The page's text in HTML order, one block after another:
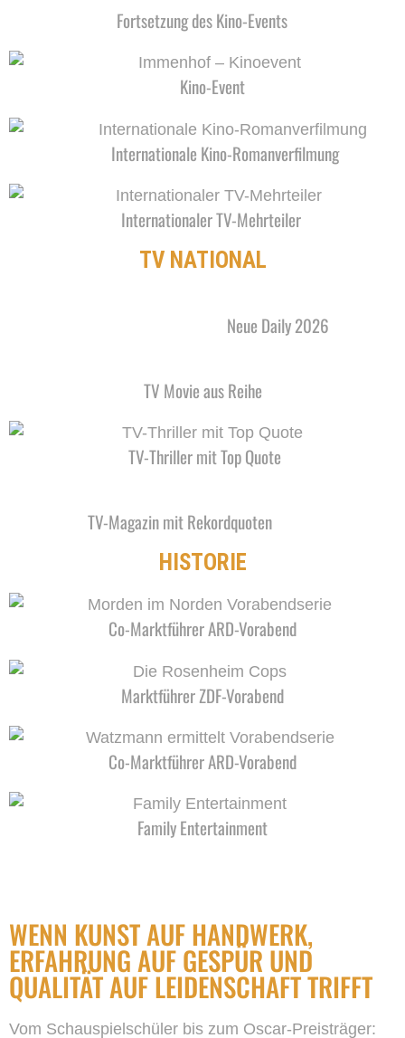
Fortsetzung des Kino-Events
Kino-Event
Internationale Kino-Romanverfilmung
Internationaler TV-Mehrteiler
TV NATIONAL
Neue Daily 2026
TV Movie aus Reihe
TV-Thriller mit Top Quote
TV-Magazin mit Rekordquoten
HISTORIE
Co-Marktführer ARD-Vorabend
Marktführer ZDF-Vorabend
Co-Marktführer ARD-Vorabend
Family Entertainment
WENN KUNST AUF HANDWERK,
ERFAHRUNG AUF GESPÜR UND
QUALITÄT AUF LEIDENSCHAFT TRIFFT
Vom Schauspielschüler bis zum Oscar-Preisträger: